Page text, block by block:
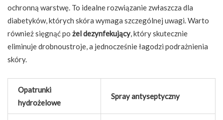
ochronną warstwę. To idealne rozwiązanie zwłaszcza dla
diabetyków, których skóra wymaga szczególnej uwagi. Warto
również sięgnąć po żel dezynfekujący, który skutecznie
eliminuje drobnoustroje, a jednocześnie łagodzi podrażnienia
skóry.
Opatrunki
hydrożelowe
Spray antyseptyczny